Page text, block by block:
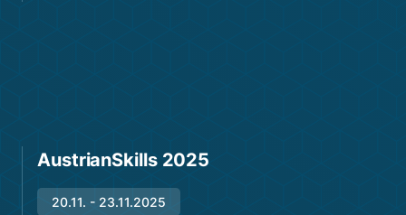
AustrianSkills 2025
20.11. - 23.11.2025